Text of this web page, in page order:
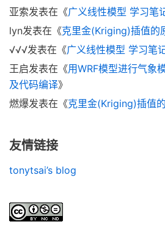
亚索发表在《广义线性模型 学习
lyn发表在《克里金(Kriging)插值的
√√√发表在《广义线性模型 学习
王启发表在《用WRF模型进行气
及代码编译》
燃爆发表在《克里金(Kriging)插值
友情链接
tonytsai’s blog